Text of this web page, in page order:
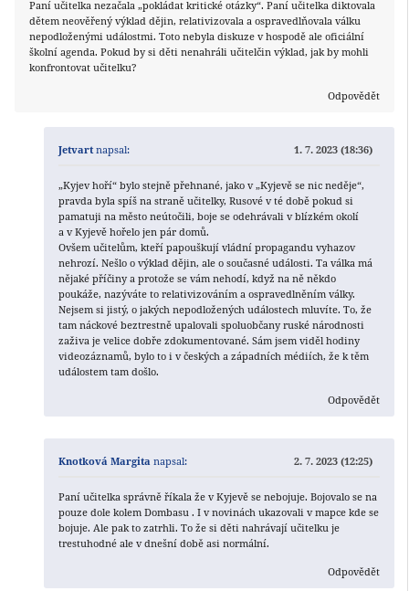
Paní učitelka nezačala „pokládat kritické otázky“. Paní učitelka diktovala
dětem neověřený výklad dějin, relativizovala a ospravedlňovala válku
nepodloženými událostmi. Toto nebyla diskuze v hospodě ale oficiální
školní agenda. Pokud by si děti nenahráli učitelčin výklad, jak by mohli
konfrontovat učitelku?
Odpovědět
Jetvart napsal: 1. 7. 2023 (18:36)
„Kyjev hoří“ bylo stejně přehnané, jako v „Kyjevě se nic neděje“,
pravda byla spíš na straně učitelky, Rusové v té době pokud si
pamatuji na město neútočili, boje se odehrávali v blízkém okolí
a v Kyjevě hořelo jen pár domů.
Ovšem učitelům, kteří papouškují vládní propagandu vyhazov
nehrozí. Nešlo o výklad dějin, ale o současné události. Ta válka má
nějaké příčiny a protože se vám nehodí, když na ně někdo
poukáže, nazýváte to relativizováním a ospravedlněním války.
Nejsem si jistý, o jakých nepodložených událostech mluvíte. To, že
tam náckové beztrestně upalovali spoluobčany ruské národnosti
zaživa je velice dobře zdokumentované. Sám jsem viděl hodiny
videozáznamů, bylo to i v českých a západních médiích, že k těm
událostem tam došlo.
Odpovědět
Knotková Margita napsal: 2. 7. 2023 (12:25)
Paní učitelka správně říkala že v Kyjevě se nebojuje. Bojovalo se na
pouze dole kolem Dombasu . I v novinách ukazovali v mapce kde se
bojuje. Ale pak to zatrhli. To že si děti nahrávají učitelku je
trestuhodné ale v dnešní době asi normální.
Odpovědět